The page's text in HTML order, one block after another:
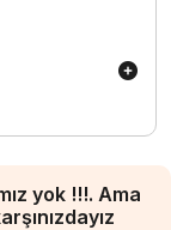
yok !!!. Ama